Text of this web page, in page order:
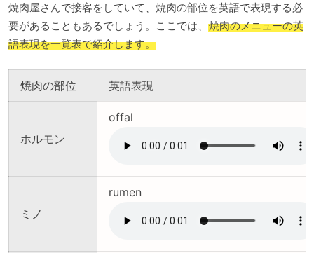
焼肉屋さんで接客をしていて、焼肉の部位を英語で表現する必
要があることもあるでしょう。ここでは、 焼肉のメニューの英
語表現を一覧表で紹介します。
焼肉の部位 英語表現
ホルモン
offal
ミノ
rumen